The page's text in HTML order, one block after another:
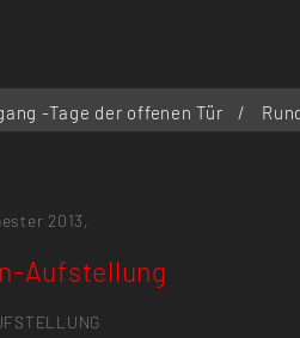
-Tage der offenen Tür /
2013,
Aufstellung